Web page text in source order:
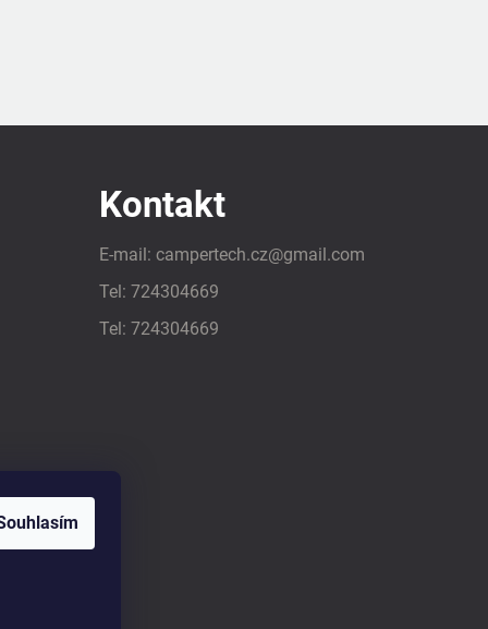
Kontakt
E-mail: campertech.cz@gmail.com
Tel: 724304669
Tel: 724304669